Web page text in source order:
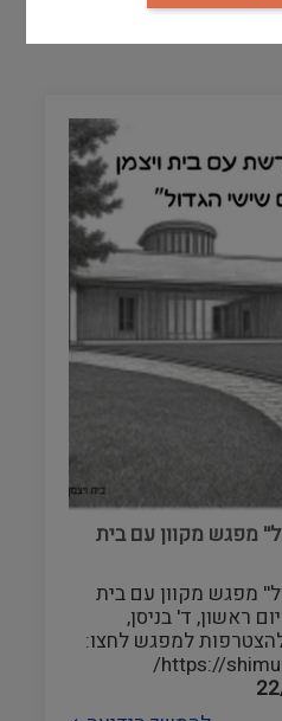
מפגש מקוון עם בית
מפגש מקוון עם בית
ראשון, ד' בניסן,
16:00להצטרפות למפגש לחצו: